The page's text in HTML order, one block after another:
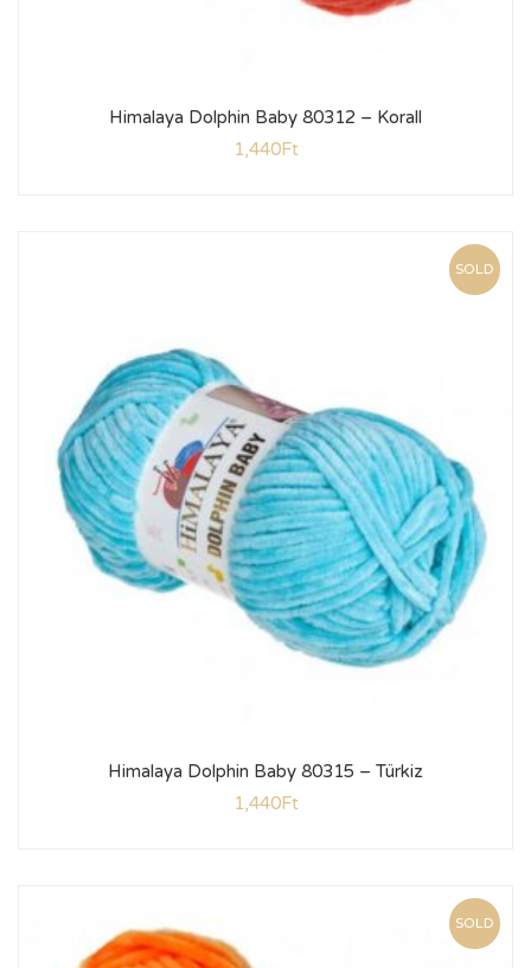
Himalaya Dolphin Baby 80312 – Korall
1,440Ft
SOLD
Himalaya Dolphin Baby 80315 – Türkiz
1,440Ft
SOLD